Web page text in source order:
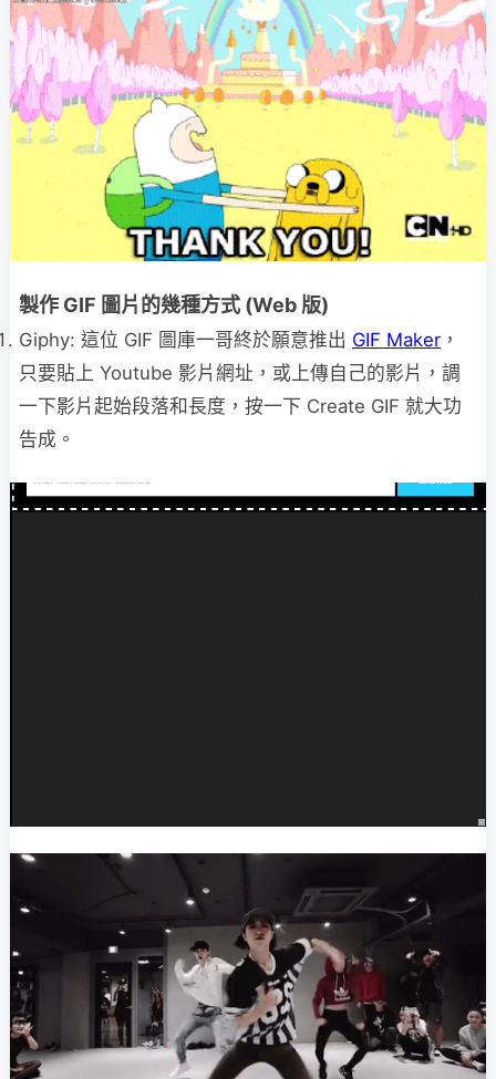
製作 GIF 圖片的幾種方式 (Web 版)
Giphy: 這位 GIF 圖庫一哥終於願意推出 GIF Maker ，
只要貼上 Youtube 影片網址，或上傳自己的影片，調
一下影片起始段落和長度，按一下 Create GIF 就大功
告成。